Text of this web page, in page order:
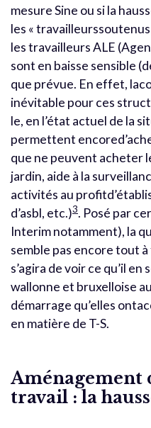
mesure Sine ou si la
les «
les travailleurs ALE
sont en baisse sensible
que prévue. En effet,
inévitable pour ces
le, en l’état actuel de la
permettent
que ne peuvent acheter
jardin, aide à la
activités au
d’asbl, etc.)3. Posé par
Interim notamment), la
semble pas encore tout
s’agira de voir ce qu’il
wallonne et bruxelloise
démarrage qu’elles
en matière de T-S.
Aménagement
travail : la